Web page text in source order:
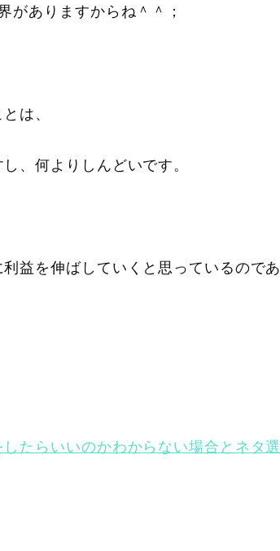
がありますからね＾＾；
は、
、何よりしんどいです。
益を伸ばしていくと思っているのであ
たらいいのかわからない場合とネタ選